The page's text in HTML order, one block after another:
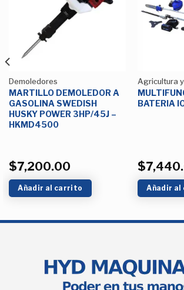
Lista de
Demoledores
MARTILLO DEMOLEDOR A
GASOLINA SWEDISH
HUSKY POWER 3HP/45J –
HKMD4500
$7,200.00
Añadir al carrito
Agricultura
BATERIA
$
Añadir